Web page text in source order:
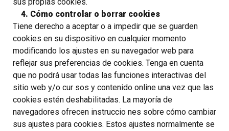
4. Cómo controlar o borrar cookies
Tiene derecho a aceptar o a impedir que se guarden
cookies en su dispositivo en cualquier momento
modificando los ajustes en su navegador web para
reflejar sus preferencias de cookies. Tenga en cuenta
que no podrá usar todas las funciones interactivas del
sitio web y/o cur sos y contenido online una vez que las
cookies estén deshabilitadas. La mayoría de
navegadores ofrecen instruccio nes sobre cómo cambiar
sus ajustes para cookies. Estos ajustes normalmente se